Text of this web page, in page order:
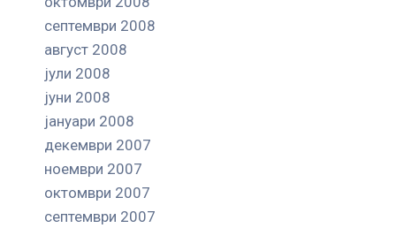
септември 2008
август 2008
јули 2008
јуни 2008
јануари 2008
декември 2007
ноември 2007
октомври 2007
септември 2007